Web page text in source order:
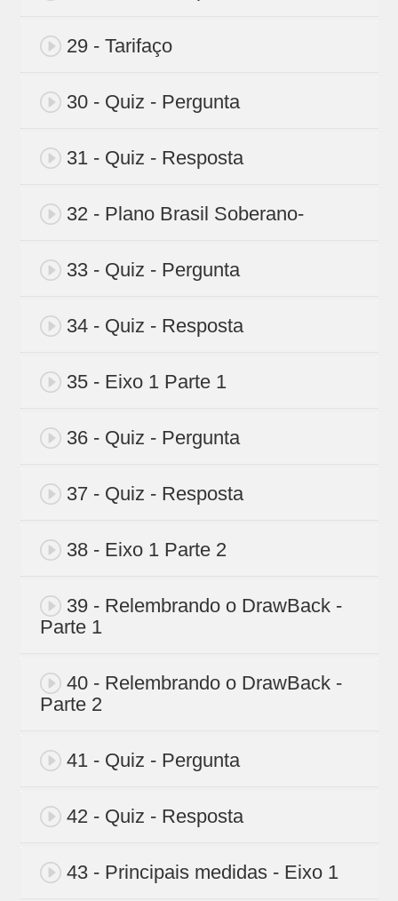
29 - Tarifaço
30 - Quiz - Pergunta
31 - Quiz - Resposta
32 - Plano Brasil Soberano-
33 - Quiz - Pergunta
34 - Quiz - Resposta
35 - Eixo 1 Parte 1
36 - Quiz - Pergunta
37 - Quiz - Resposta
38 - Eixo 1 Parte 2
39 - Relembrando o DrawBack -
Parte 1
40 - Relembrando o DrawBack -
Parte 2
41 - Quiz - Pergunta
42 - Quiz - Resposta
43 - Principais medidas - Eixo 1